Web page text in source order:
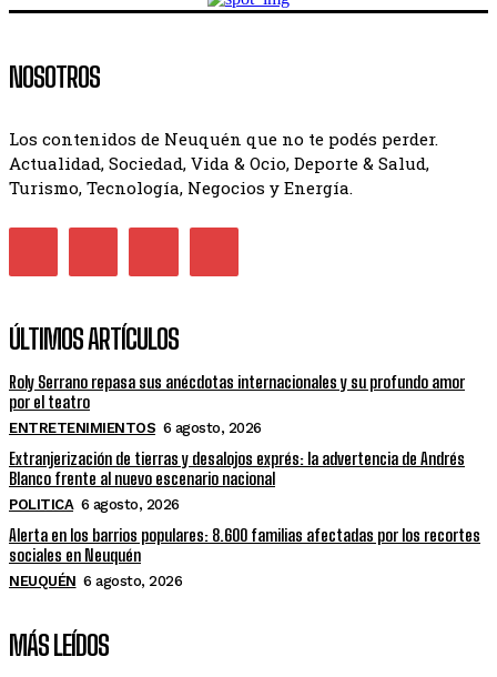
NOSOTROS
Los contenidos de Neuquén que no te podés perder.
Actualidad, Sociedad, Vida & Ocio, Deporte & Salud,
Turismo, Tecnología, Negocios y Energía.
ÚLTIMOS ARTÍCULOS
Roly Serrano repasa sus anécdotas internacionales y su profundo amor
por el teatro
ENTRETENIMIENTOS 6 agosto, 2026
Extranjerización de tierras y desalojos exprés: la advertencia de Andrés
Blanco frente al nuevo escenario nacional
POLITICA 6 agosto, 2026
Alerta en los barrios populares: 8.600 familias afectadas por los recortes
sociales en Neuquén
NEUQUÉN 6 agosto, 2026
MÁS LEÍDOS